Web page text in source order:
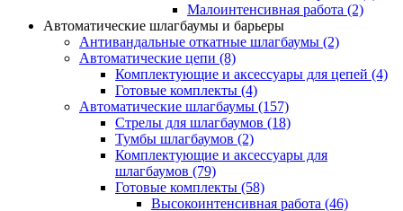
Малоинтенсивная работа (2)
Автоматические шлагбаумы и барьеры
Антивандальные откатные шлагбаумы (2)
Автоматические цепи (8)
Комплектующие и аксессуары для цепей (4)
Готовые комплекты (4)
Автоматические шлагбаумы (157)
Стрелы для шлагбаумов (18)
Тумбы шлагбаумов (2)
Комплектующие и аксессуары для
шлагбаумов (79)
Готовые комплекты (58)
Высокоинтенсивная работа (46)